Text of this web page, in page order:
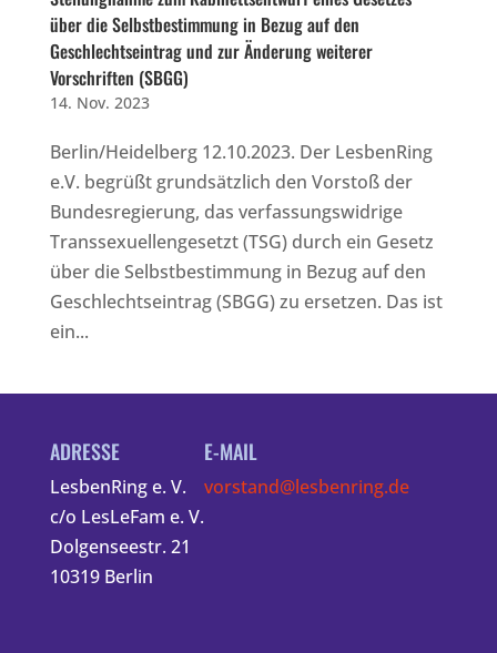
über die Selbstbestimmung in Bezug auf den
Geschlechtseintrag und zur Änderung weiterer
Vorschriften (SBGG)
14. Nov. 2023
Berlin/Heidelberg 12.10.2023. Der LesbenRing
e.V. begrüßt grundsätzlich den Vorstoß der
Bundesregierung, das verfassungswidrige
Transsexuellengesetzt (TSG) durch ein Gesetz
über die Selbstbestimmung in Bezug auf den
Geschlechtseintrag (SBGG) zu ersetzen. Das ist
ein...
ADRESSE
LesbenRing e. V.
c/o LesLeFam e. V.
Dolgenseestr. 21
10319 Berlin
E-MAIL
vorstand@lesbenring.de